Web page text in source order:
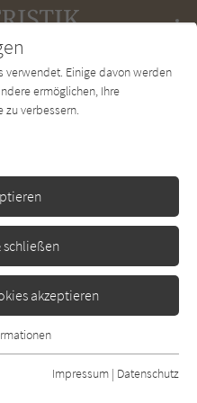
Charts Newsletter
Glück
Bibliogr. Angaben
verwendet. Einige davon werden
ermöglichen, Ihre
zu verbessern.
schließen
akzeptieren
Funktionen der
dass die Webseite
Impressum | Datenschutz